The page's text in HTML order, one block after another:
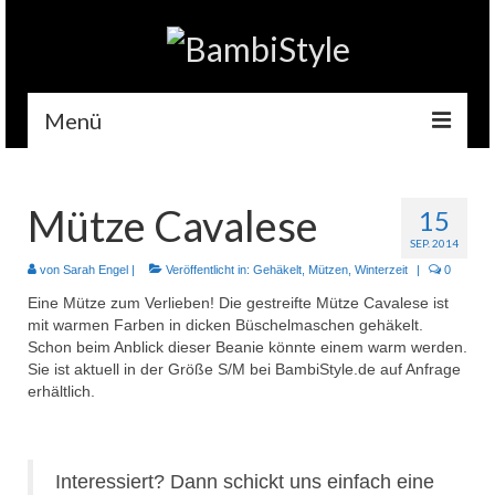
Menü
Gehäkelt
Accessoires
Handytaschen
Tempotaschen
15
SEP. 2014
Mütze Cavalese
von Sarah Engel Veröffentlicht in: Gehäkelt, Mützen, Winterzeit 0
Eine Mütze zum Verlieben! Die gestreifte Mütze Cavalese ist
mit warmen Farben in dicken Büschelmaschen gehäkelt.
Schon beim Anblick dieser Beanie könnte einem warm werden.
Sie ist aktuell in der Größe S/M bei BambiStyle.de auf Anfrage
erhältlich.
Interessiert? Dann schickt uns einfach eine